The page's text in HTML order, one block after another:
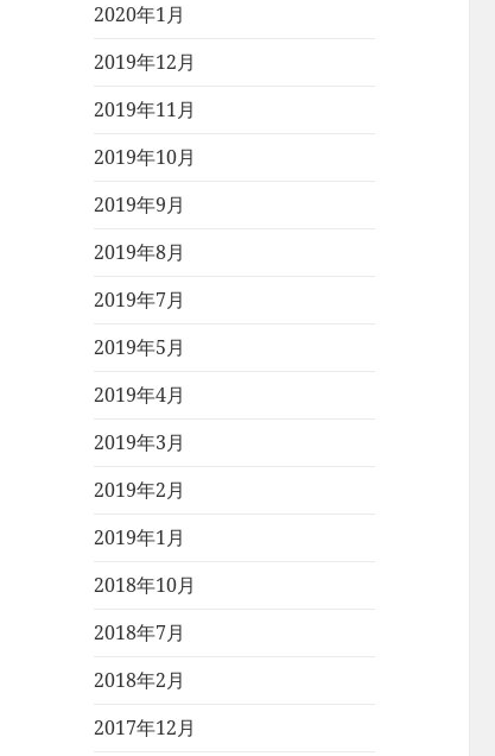
2020年1月
2019年12月
2019年11月
2019年10月
2019年9月
2019年8月
2019年7月
2019年5月
2019年4月
2019年3月
2019年2月
2019年1月
2018年10月
2018年7月
2018年2月
2017年12月